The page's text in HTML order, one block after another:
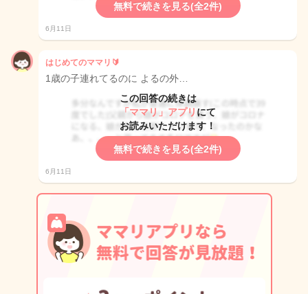
無料で続きを見る(全2件)
6月11日
はじめてのママリ🔰
1歳の子連れてるのに よるの外…
この回答の続きは
「ママリ」アプリ にて
お読みいただけます！
無料で続きを見る(全2件)
6月11日